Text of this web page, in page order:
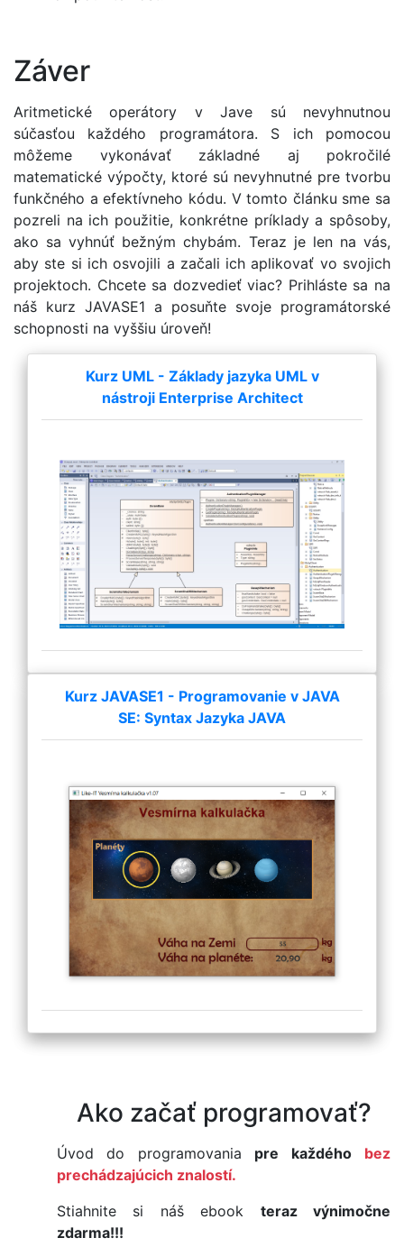
Záver
Aritmetické operátory v Jave sú nevyhnutnou
súčasťou každého programátora. S ich pomocou
môžeme vykonávať základné aj pokročilé
matematické výpočty, ktoré sú nevyhnutné pre tvorbu
funkčného a efektívneho kódu. V tomto článku sme sa
pozreli na ich použitie, konkrétne príklady a spôsoby,
ako sa vyhnúť bežným chybám. Teraz je len na vás,
aby ste si ich osvojili a začali ich aplikovať vo svojich
projektoch. Chcete sa dozvedieť viac? Prihláste sa na
náš kurz JAVASE1 a posuňte svoje programátorské
schopnosti na vyššiu úroveň!
Kurz UML - Základy jazyka UML v
nástroji Enterprise Architect
Kurz JAVASE1 - Programovanie v JAVA
SE: Syntax Jazyka JAVA
Ako začať programovať?
Úvod do programovania pre každého
bez
prechádzajúcich znalostí.
Stiahnite si náš ebook teraz výnimočne
zdarma!!!